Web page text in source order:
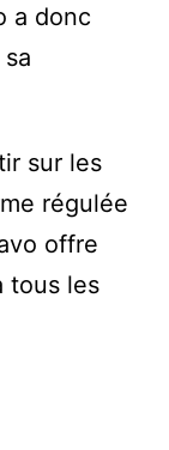
a donc
sur les
régulée
offre
tous les